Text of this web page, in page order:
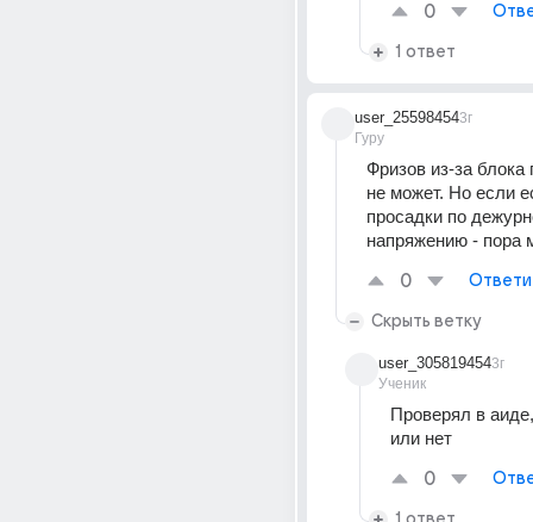
0
1 ответ
user_25598454
Гуру
3г
Фризов из-за блока
не может. Но если
просадки по
напряжению - пора
0
Скрыть ветку
user_305819454
Ученик
3г
Проверял в
или нет
0